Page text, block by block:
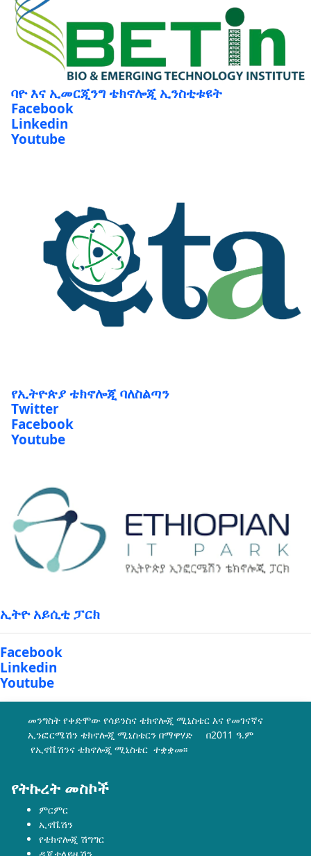
ባዮ እና ኢመርጂንግ ቴክኖሎጂ ኢንስቲቱዩት
Facebook
Linkedin
Youtube
Twitter
Facebook
Youtube
Facebook
Linkedin
Youtube
መንግስት የቀድሞው የሳይንስና ቴክኖሎጂ ሚኒስቴር እና የመገናኛና
ኢንፎርሜሽን ቴክኖሎጂ ሚኒስቴርን በማዋሃድ በ2011 ዓ.ም
የኢኖቬሽንና ቴክኖሎጂ ሚኒስቴር ተቋቋመ፡፡
ምርምር
ኢኖቬሽን
የቴክኖሎጂ ሽግግር
ዲጂታላይዜሽን